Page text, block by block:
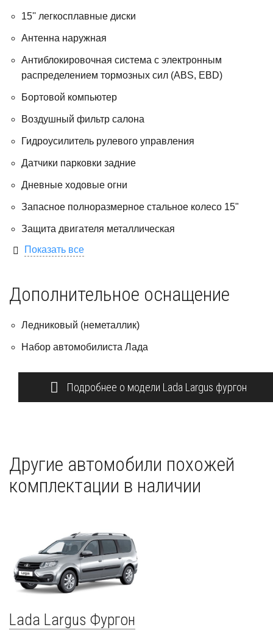
15'' легкосплавные диски
Антенна наружная
Антиблокировочная система с электронным
распределением тормозных сил (ABS, EBD)
Бортовой компьютер
Воздушный фильтр салона
Гидроусилитель рулевого управления
Датчики парковки задние
Дневные ходовые огни
Запасное полноразмерное стальное колесо 15"
Защита двигателя металлическая
Показать все
Дополнительное оснащение
Ледниковый (неметаллик)
Набор автомобилиста Лада
Подробнее о модели Lada Largus фургон
Другие автомобили похожей
комплектации в наличии
Lada Largus Фургон